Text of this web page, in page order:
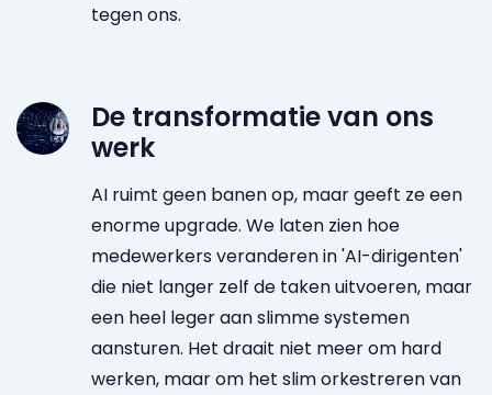
tegen ons.
De transformatie van ons
werk
AI ruimt geen banen op, maar geeft ze een
enorme upgrade. We laten zien hoe
medewerkers veranderen in 'AI-dirigenten'
die niet langer zelf de taken uitvoeren, maar
een heel leger aan slimme systemen
aansturen. Het draait niet meer om hard
werken, maar om het slim orkestreren van